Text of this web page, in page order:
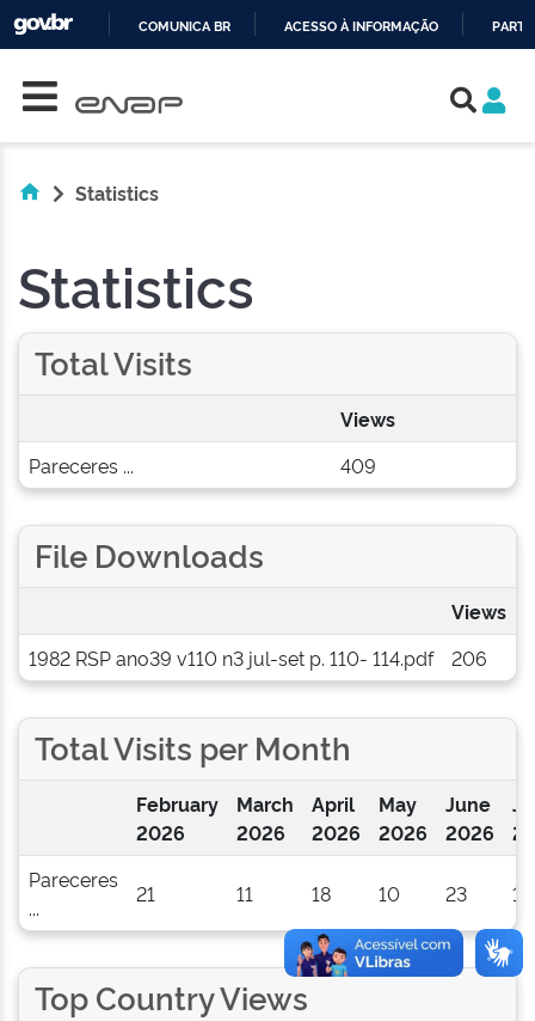
COMUNICA BR ACESSO À INFORMAÇÃO
Statistics
Statistics
Total Visits
Views
Pareceres ...
409
File Downloads
Views
1982 RSP ano39 v110 n3 jul-set p. 110- 114.pdf
206
Total Visits per Month
February
2026
March
2026
April
2026
May
2026
June
2026
Pareceres
...
21 11 18 10 23 12
Top Country Views